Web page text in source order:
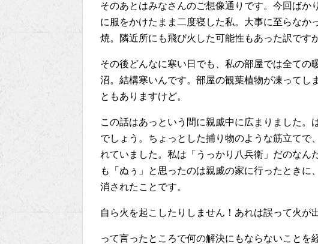
そのあとはみなさんのご想像通りです。今回ばか
に服をかけたまま二度寝した私。大事に至らなか
焼。隣近所にも飛び火した可能性もあった訳です
その後どんなに寒い日でも、私の部屋では全ての
沼。結構寒いんです。部屋の観葉植物が凍ってし
ともありますけど。
この話はあっという間に親戚中に広まりました
でしょう。ちょっとした捕り物のような筋立てで
れていました。私は「うっかり八兵衛」だのなん
も「ぬぅ」と思ったのは親戚の家に行ったとき
消されたことです。
自ら火を起こしたりしません！あれは誤って火が
って言ったところで何の解決にもならないこと